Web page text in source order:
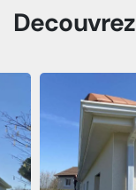
Decouvrez